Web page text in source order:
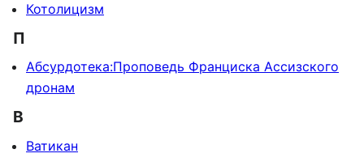
Котолицизм
П
Абсурдотека:Проповедь Франциска Ассизского
дронам
В
Ватикан